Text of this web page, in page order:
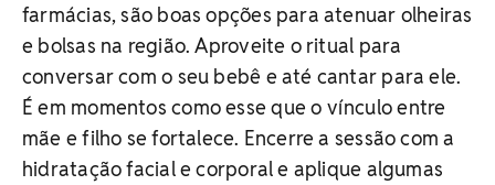
farmácias, são boas opções para atenuar olheiras
e bolsas na região. Aproveite o ritual para
conversar com o seu bebê e até cantar para ele.
É em momentos como esse que o vínculo entre
mãe e filho se fortalece. Encerre a sessão com a
hidratação facial e corporal e aplique algumas